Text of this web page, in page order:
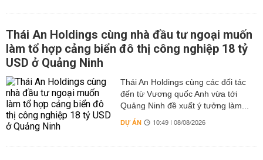
Thái An Holdings cùng nhà đầu tư ngoại muốn
làm tổ hợp cảng biển đô thị công nghiệp 18 tỷ
USD ở Quảng Ninh
Thái An Holdings cùng các đối tác
đến từ Vương quốc Anh vừa tới
Quảng Ninh đề xuất ý tưởng làm...
DỰ ÁN 10:49 | 08/08/2026